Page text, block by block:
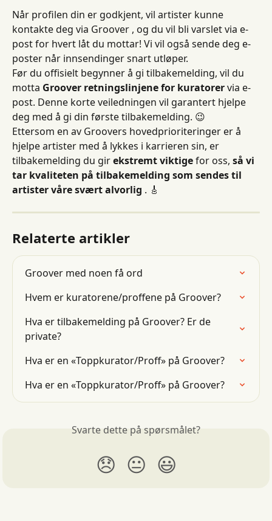
Når profilen din er godkjent, vil artister kunne
kontakte deg via Groover , og du vil bli varslet via e-
post for hvert låt du mottar! Vi vil også sende deg e-
poster når innsendinger snart utløper.
Før du offisielt begynner å gi tilbakemelding, vil du
motta Groover retningslinjene for kuratorer via e-
post. Denne korte veiledningen vil garantert hjelpe
deg med å gi din første tilbakemelding. 😉
Ettersom en av Groovers hovedprioriteringer er å
hjelpe artister med å lykkes i karrieren sin, er
tilbakemelding du gir ekstremt viktige for oss, så vi
tar kvaliteten på tilbakemelding som sendes til
artister våre svært alvorlig . 🎸
Relaterte artikler
Groover med noen få ord
Hvem er kuratorene/proffene på Groover?
Hva er tilbakemelding på Groover? Er de
private?
Hva er en «Toppkurator/Proff» på Groover?
Hva er en «Toppkurator/Proff» på Groover?
Svarte dette på spørsmålet?
😞 😐 😃